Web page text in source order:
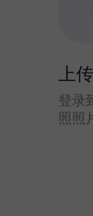
上
登录
照照